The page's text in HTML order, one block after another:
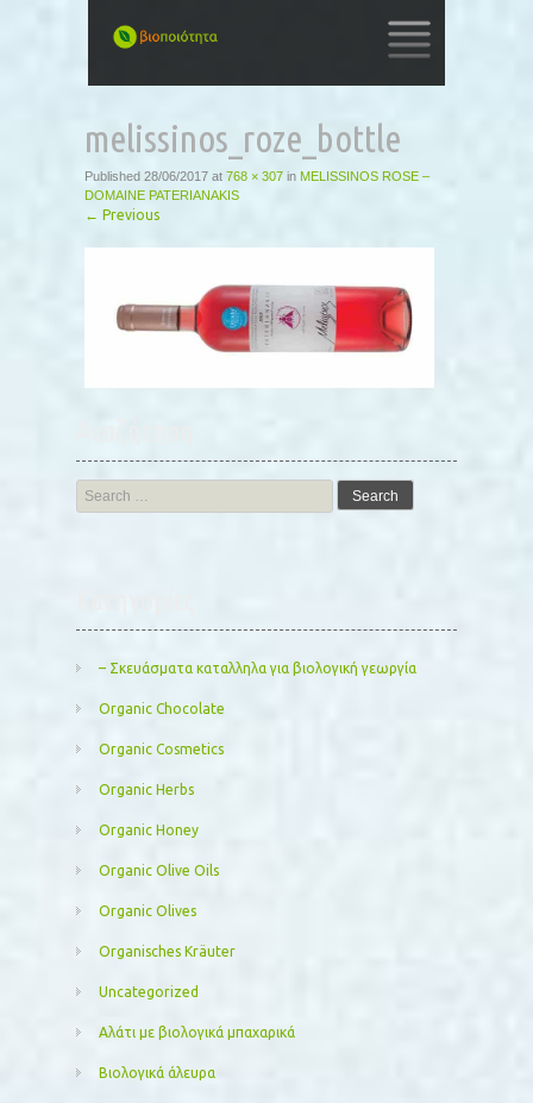
CONTENT
melissinos_roze_bottle
Published 28/06/2017 at 768 × 307 in MELISSINOS ROSE –
DOMAINE PATERIANAKIS
← Previous
Search
for:
– Σκευάσματα καταλληλα για βιολογική γεωργία
Organic Chocolate
Organic Cosmetics
Organic Herbs
Organic Honey
Organic Olive Oils
Organic Olives
Organisches Kräuter
Uncategorized
Αλάτι με βιολογικά μπαχαρικά
Βιολογικά άλευρα